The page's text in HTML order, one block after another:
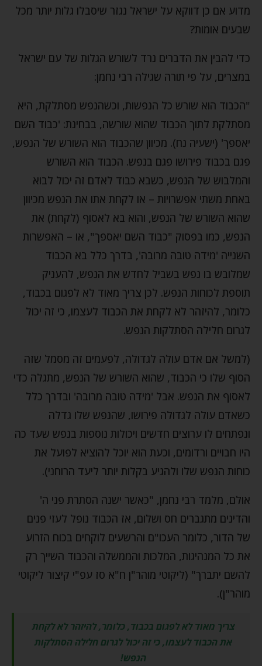
מדוע אם כן דווקא על ישראל נגזר שיסבלו גלות יותר מכל
שבעים אומות?
כדי להבין את הדברים נרד לשורש הגלות של עם ישראל
במצרים, על פי תורה שגילה רבי נחמן:
"הכבוד הוא שורש כל הנפשות, וכשהנפש מסתלקת, היא
מסתלקת לתוך הכבוד שהוא שורשה, בבחינת: 'כבוד השם
יאספך' (ישעיה נח). מכיוון שהכבוד הוא השורש של הנפש,
פגם בכבוד פירושו פגם בנפש. הכבוד הוא השורש
והמלבוש של הנפש, כשבא כבוד לאדם זה יכול לבוא
באחת משתי אפשרויות – או לקחת אתו את הנפש מכיוון
שהוא השורש של הנפש, והוא בא לאסוף (לקחת) את
הנפש, כמו בפסוק "כבוד השם יאספך", או – האפשרות
השנייה 'מידה טובה מרובה', בדרך כלל בא הכבוד
שמלובש בו נפש בשביל לחדש את הנפש, להעניק
תוספת לכוחות הנפש. לכן צריך מאוד לא לפגום בכבוד,
כלומר, להיזהר לא לקחת את הכבוד לעצמו, כי זה יכול
לגרום חלילה הסתלקות הנפש.
(למשל אם אדם עולה לגדולה, לפעמים זה מסמל שזה
הסוף שלו כי הכבוד, שהוא השורש של הנפש, מתגלה כדי
לאסוף את הנפש. אבל 'מידה טובה מרובה' ובדרך כלל
כשאדם עולה לגדולה פירושו, שהנפש שלו גדלה
ונפתחים לו ערוצים חדשים ויכולות נוספות בנפש שעד כה
היו חבויים ורדומים, וכעת הוא יוכל להוציא לפועל את
כוחות הנפש שלו ולהגיע בקלות יותר ליעד הרוחני).
אולם, מלמד רבי נחמן, "כאשר ישנה הסתרת פני ה'
והדינים מתגברים חס ושלום, אז הכבוד נופל לעזי פנים
של הדור, כלומר העכו"ם והרשעים לוקחים בכוח הזרוע
את כל המנהיגות, המלכות והממשלה והכבוד השייך רק
להשם יתברך" (ליקוטי מוהר"ן ח"א סז עפ"י קיצור ליקוטי
מוהר"ן).
צריך מאוד לא לפגום בכבוד, כלומר, להיזהר לא לקחת
את הכבוד לעצמו, כי זה יכול לגרום חלילה הסתלקות
הנפש!